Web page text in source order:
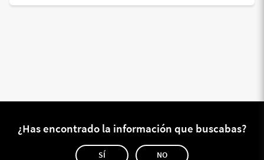
¿Has encontrado la información que buscabas?
SÍ NO